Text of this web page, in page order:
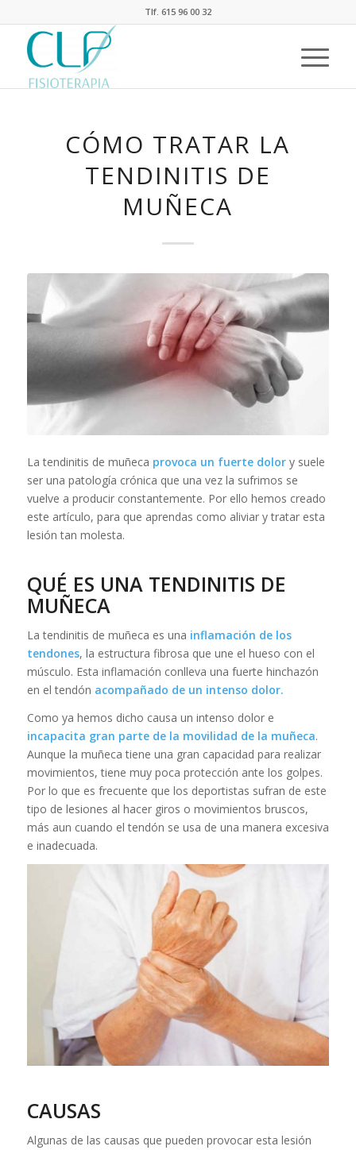
Tlf. 615 96 00 32
CÓMO TRATAR LA
TENDINITIS DE
MUÑECA
La tendinitis de muñeca provoca un fuerte dolory suele
ser una patología crónica que una vez la sufrimos se
vuelve a producir constantemente. Por ello hemos creado
este artículo, para que aprendas como aliviar y tratar esta
lesión tan molesta.
QUÉ ES UNA TENDINITIS DE
MUÑECA
La tendinitis de muñeca es una inflamación de los
tendones, la estructura fibrosa que une el hueso con el
músculo. Esta inflamación conlleva una fuerte hinchazón
en el tendón acompañado de un intenso dolor.
Como ya hemos dicho causa un intenso dolor e
incapacita gran parte de la movilidad de la muñeca.
Aunque la muñeca tiene una gran capacidad para realizar
movimientos, tiene muy poca protección ante los golpes.
Por lo que es frecuente que los deportistas sufran de este
tipo de lesiones al hacer giros o movimientos bruscos,
más aun cuando el tendón se usa de una manera excesiva
e inadecuada.
CAUSAS
Algunas de las causas que pueden provocar esta lesión